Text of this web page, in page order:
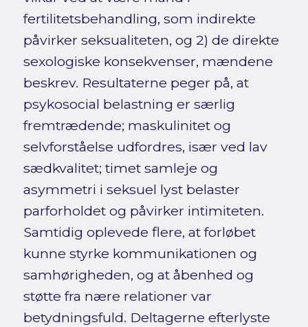
fertilitetsbehandling, som indirekte
påvirker seksualiteten, og 2) de direkte
sexologiske konsekvenser, mændene
beskrev. Resultaterne peger på, at
psykosocial belastning er særlig
fremtrædende; maskulinitet og
selvforståelse udfordres, især ved lav
sædkvalitet; timet samleje og
asymmetri i seksuel lyst belaster
parforholdet og påvirker intimiteten.
Samtidig oplevede flere, at forløbet
kunne styrke kommunikationen og
samhørigheden, og at åbenhed og
støtte fra nære relationer var
betydningsfuld. Deltagerne efterlyste